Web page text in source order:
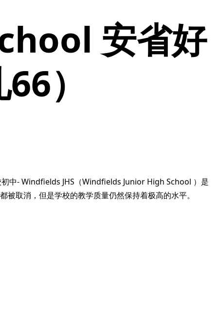
安省好
）
中- Windfields JHS（Windfields Junior High School ）是
取消，但是学校的教学质量仍然保持着极高的水平。